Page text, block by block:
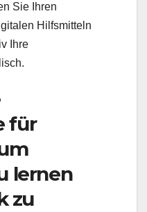
Sie Ihren
Hilfsmitteln
Ihre
für
lernen
zu